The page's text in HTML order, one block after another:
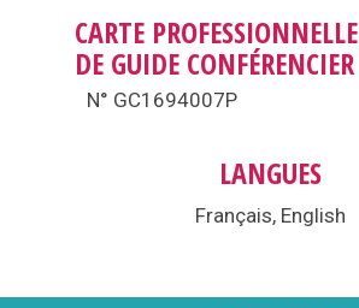
CARTE PROFESSIONNELLE
DE GUIDE CONFÉRENCIER
N° GC1694007P
LANGUES
Français, English